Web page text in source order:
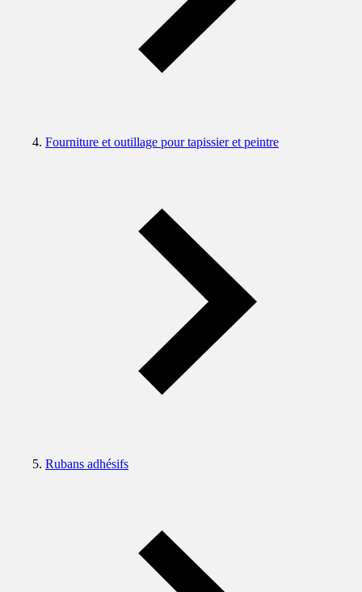
Fourniture et outillage pour tapissier et peintre
Rubans adhésifs